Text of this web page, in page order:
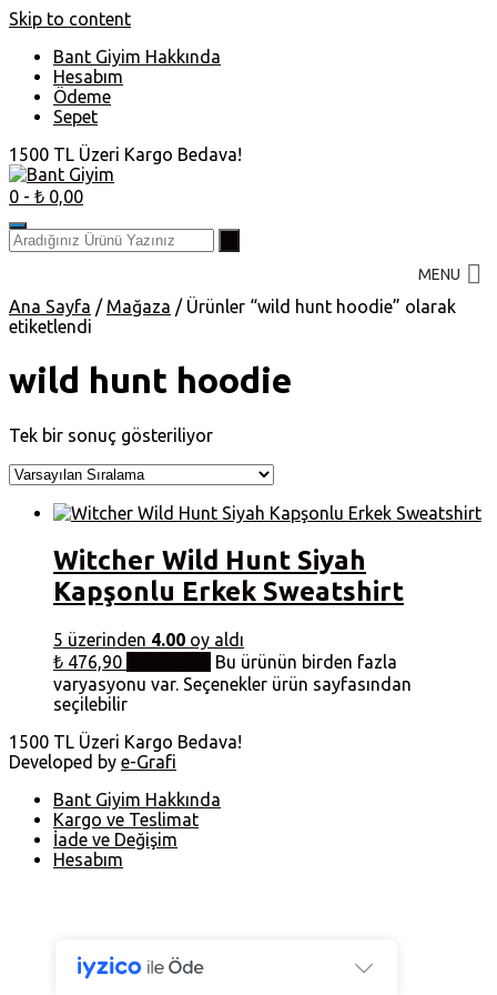
Skip to content
Bant Giyim Hakkında
Hesabım
Ödeme
Sepet
1500 TL Üzeri Kargo Bedava!
0 - ₺ 0,00
MENU
Ana Sayfa / Mağaza / Ürünler “wild hunt hoodie” olarak
etiketlendi
wild hunt hoodie
Tek bir sonuç gösteriliyor
Witcher Wild Hunt Siyah
Kapşonlu Erkek Sweatshirt
5 üzerinden 4.00 oy aldı
₺ 476,90
Bu ürünün birden fazla
varyasyonu var. Seçenekler ürün sayfasından
seçilebilir
1500 TL Üzeri Kargo Bedava!
Developed by e-Grafi
Bant Giyim Hakkında
Kargo ve Teslimat
İade ve Değişim
Hesabım